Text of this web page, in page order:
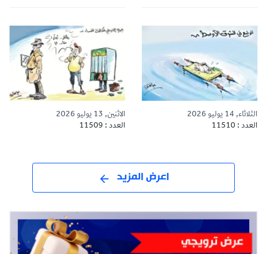
الثلاثاء, 14 يوليو 2026
العدد : 11510
الاثنين, 13 يوليو 2026
العدد : 11509
اعرض المزيد